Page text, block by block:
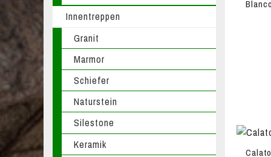
Innentreppen
Granit
Marmor
Schiefer
Naturstein
Silestone
Keramik